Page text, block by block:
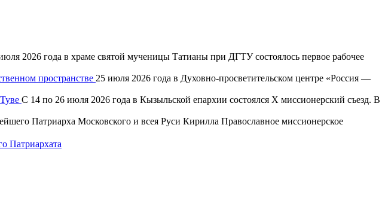
2026 года в храме святой мученицы Татианы при ДГТУ состоялось первое рабочее
пространстве 25 июля 2026 года в Духовно-просветительском центре «Россия —
С 14 по 26 июля 2026 года в Кызыльской епархии состоялся X миссионерский съезд. В
Патриарха Московского и всея Руси Кирилла Православное миссионерское
Патриархата